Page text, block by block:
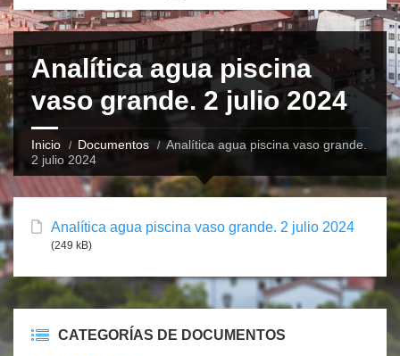
Analítica agua piscina
vaso grande. 2 julio 2024
Inicio Documentos
Analítica agua piscina vaso grande.
2 julio 2024
Analítica agua piscina vaso grande. 2 julio 2024
(249 kB)
CATEGORÍAS DE DOCUMENTOS